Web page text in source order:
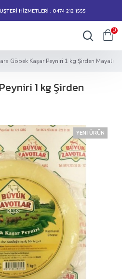
HİZMETLERİ : 0474 212 1555
0
Göbek Kaşar Peyniri 1 kg Şirden Mayalı
1 kg Şirden
YENI ÜRÜN